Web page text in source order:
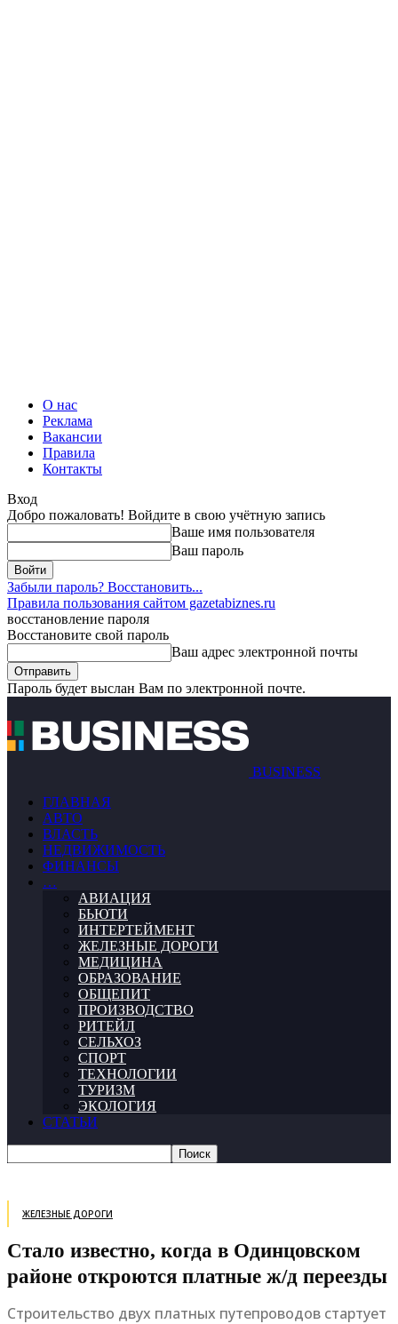
О нас
Реклама
Вакансии
Правила
Контакты
Вход
Добро пожаловать! Войдите в свою учётную запись
Ваше имя пользователя
Ваш пароль
Забыли пароль? Восстановить...
Правила пользования сайтом gazetabiznes.ru
восстановление пароля
Восстановите свой пароль
Ваш адрес электронной почты
Пароль будет выслан Вам по электронной почте.
BUSINESS
ГЛАВНАЯ
АВТО
ВЛАСТЬ
НЕДВИЖИМОСТЬ
ФИНАНСЫ
…
АВИАЦИЯ
БЬЮТИ
ИНТЕРТЕЙМЕНТ
ЖЕЛЕЗНЫЕ ДОРОГИ
МЕДИЦИНА
ОБРАЗОВАНИЕ
ОБЩЕПИТ
ПРОИЗВОДСТВО
РИТЕЙЛ
СЕЛЬХОЗ
СПОРТ
ТЕХНОЛОГИИ
ТУРИЗМ
ЭКОЛОГИЯ
СТАТЬИ
ЖЕЛЕЗНЫЕ ДОРОГИ
Стало известно, когда в Одинцовском
районе откроются платные ж/д переезды
Строительство двух платных путепроводов стартует